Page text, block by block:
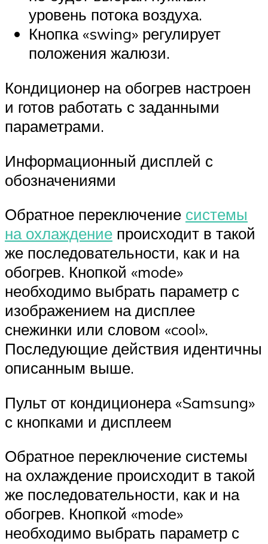
уровень потока воздуха.
Кнопка «swing» регулирует
положения жалюзи.
Кондиционер на обогрев настроен
и готов работать с заданными
параметрами.
Информационный дисплей с
обозначениями
Обратное переключение системы
на охлаждение происходит в такой
же последовательности, как и на
обогрев. Кнопкой «mode»
необходимо выбрать параметр с
изображением на дисплее
снежинки или словом «cool».
Последующие действия идентичны
описанным выше.
Пульт от кондиционера «Samsung»
с кнопками и дисплеем
Обратное переключение системы
на охлаждение происходит в такой
же последовательности, как и на
обогрев. Кнопкой «mode»
необходимо выбрать параметр с